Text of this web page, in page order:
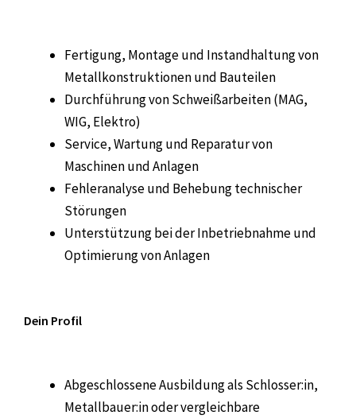
Fertigung, Montage und Instandhaltung von
Metallkonstruktionen und Bauteilen
Durchführung von Schweißarbeiten (MAG,
WIG, Elektro)
Service, Wartung und Reparatur von
Maschinen und Anlagen
Fehleranalyse und Behebung technischer
Störungen
Unterstützung bei der Inbetriebnahme und
Optimierung von Anlagen
Dein Profil
Abgeschlossene Ausbildung als Schlosser:in,
Metallbauer:in oder vergleichbare